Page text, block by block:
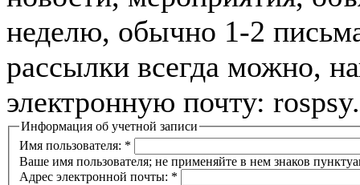
неделю, обычно 1-2
рассылки всегда можно,
электронную почту:
Информация об учетной записи
Имя пользователя: *
Ваше имя пользователя; не применяйте в нем знаков
Адрес электронной почты: *